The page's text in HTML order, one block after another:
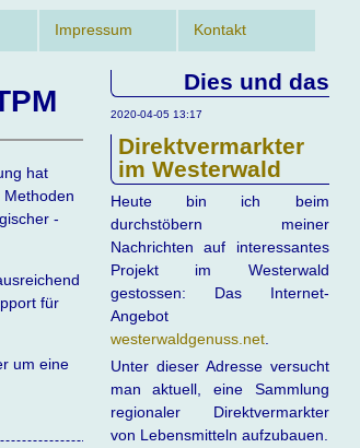
Impressum Kontakt
hat
-
für
um eine
Dies und das
2020-04-05 13:17
Direktvermarkter
im Westerwald
Heute bin ich beim
durchstöbern meiner
Nachrichten auf interessantes
Projekt im Westerwald
gestossen: Das Internet-
Angebot
westerwaldgenuss.net.
Unter dieser Adresse versucht
man aktuell, eine Sammlung
regionaler Direktvermarkter
von Lebensmitteln aufzubauen.